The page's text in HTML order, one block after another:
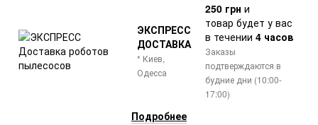
ЭКСПРЕСС
ДОСТАВКА
* Киев,
Одесса
250 грн и
товар будет у вас
в течении 4 часов
Заказы
подтверждаются в
будние дни (10:00-
17:00)
Подробнее